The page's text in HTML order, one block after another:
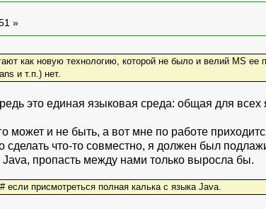
»
как новую технологию, которой не было и велий MS
и т.п.) нет.
это единая языковая среда: общая для
может и не быть, а вот мне по работе
что-то совместно, я должен был
пропасть между нами только выросла бы.
если присмотреться полная калька с языка Java.